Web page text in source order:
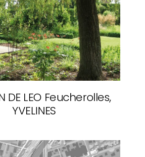
DE LEO Feucherolles,
YVELINES